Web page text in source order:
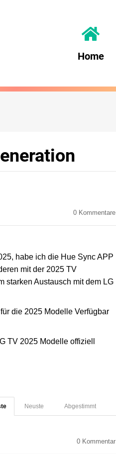
Home
0 Kommentare
habe ich die Hue Sync APP
mit der 2025 TV
starken Austausch mit dem LG
die 2025 Modelle Verfügbar
TV 2025 Modelle offiziell
Abgestimmt
Neuste
0 Kommentar